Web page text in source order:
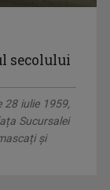
secolului
28 iulie 1959,
Sucursalei
și